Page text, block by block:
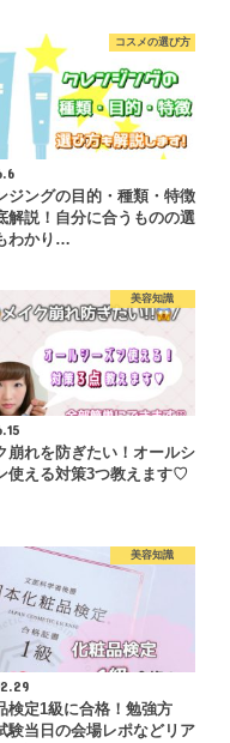
コスメの選び方
ジングの目的・種類・特徴
解説！自分に合うものの選
わかり…
美容知識
崩れを防ぎたい！オールシ
使える対策3つ教えます♡
美容知識
検定1級に合格！勉強方
験当日の会場レポなどリア